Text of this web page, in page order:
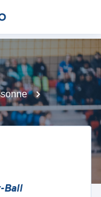
Ball